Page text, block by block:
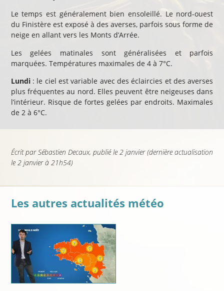
Le temps est généralement bien ensoleillé. Le nord-ouest
du Finistère est exposé à des averses, parfois sous forme de
neige en allant vers les Monts d’Arrée.
Les gelées matinales sont généralisées et parfois
marquées. Températures maximales de 4 à 7°C.
Lundi : le ciel est variable avec des éclaircies et des averses
plus fréquentes au nord. Elles peuvent être neigeuses dans
l’intérieur. Risque de fortes gelées par endroits. Maximales
de 2 à 6°C.
Écrit par Sébastien Decaux, publiéle 2 janvier(dernière actualisation
le 2 janvier à 21h54)
Les autres actualités météo